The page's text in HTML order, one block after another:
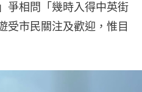
爭相問「幾時入得中英街
受市民關注及歡迎，惟目